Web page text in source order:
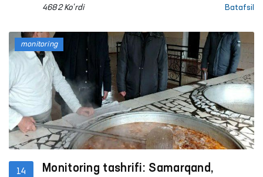
joylashgan 3-son tergov hibsxonasida
hibsxonada saqlanayotgan 150 nafardan ortiq
shaxslar tibbiy ko‘rikdan o‘tkazildi.
4682 Ko'rdi Batafsil
14
Monitoring tashrifi: Samarqand,
monitoring